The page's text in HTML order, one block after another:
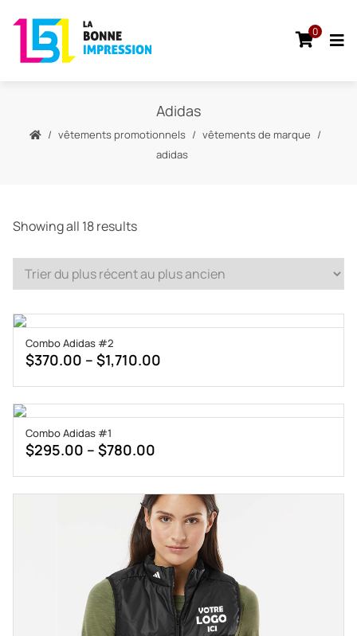
0
Adidas
vêtements promotionnels
vêtements de marque
adidas
Showing all 18 resultsSorted
by
latest
Combo Adidas #2
$370.00 – $1,710.00
$370.00
through
Combo Adidas #1
$295.00 – $780.00
through
$780.00